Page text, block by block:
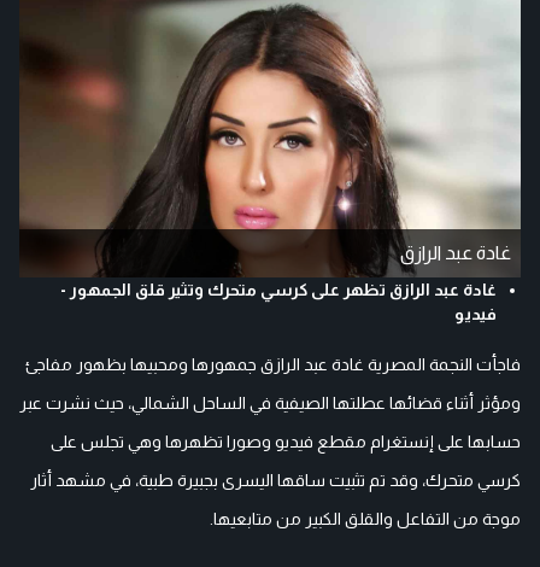
غادة عبد الرازق
غادة عبد الرازق تظهر على كرسي متحرك وتثير قلق الجمهور -
فيديو
فاجأت النجمة المصرية غادة عبد الرازق جمهورها ومحبيها بظهور مفاجئ
ومؤثر أثناء قضائها عطلتها الصيفية في الساحل الشمالي، حيث نشرت عبر
حسابها على إنستغرام مقطع فيديو وصورا تظهرها وهي تجلس على
كرسي متحرك، وقد تم تثبيت ساقها اليسرى بجبيرة طبية، في مشهد أثار
موجة من التفاعل والقلق الكبير من متابعيها.